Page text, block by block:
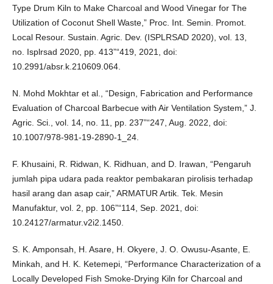
Type Drum Kiln to Make Charcoal and Wood Vinegar for The
Utilization of Coconut Shell Waste,” Proc. Int. Semin. Promot.
Local Resour. Sustain. Agric. Dev. (ISPLRSAD 2020), vol. 13,
no. Isplrsad 2020, pp. 413”“419, 2021, doi:
10.2991/absr.k.210609.064.
N. Mohd Mokhtar et al., “Design, Fabrication and Performance
Evaluation of Charcoal Barbecue with Air Ventilation System,” J.
Agric. Sci., vol. 14, no. 11, pp. 237”“247, Aug. 2022, doi:
10.1007/978-981-19-2890-1_24.
F. Khusaini, R. Ridwan, K. Ridhuan, and D. Irawan, “Pengaruh
jumlah pipa udara pada reaktor pembakaran pirolisis terhadap
hasil arang dan asap cair,” ARMATUR Artik. Tek. Mesin
Manufaktur, vol. 2, pp. 106”“114, Sep. 2021, doi:
10.24127/armatur.v2i2.1450.
S. K. Amponsah, H. Asare, H. Okyere, J. O. Owusu-Asante, E.
Minkah, and H. K. Ketemepi, “Performance Characterization of a
Locally Developed Fish Smoke-Drying Kiln for Charcoal and